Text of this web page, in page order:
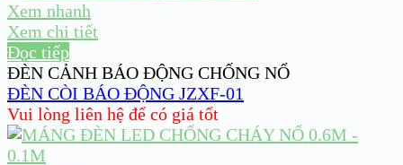
Xem nhanh
Xem chi tiết
Đọc tiếp
ĐÈN CẢNH BÁO ĐỘNG CHỐNG NỔ
ĐÈN CÒI BÁO ĐỘNG JZXF-01
Vui lòng liên hệ để có giá tốt